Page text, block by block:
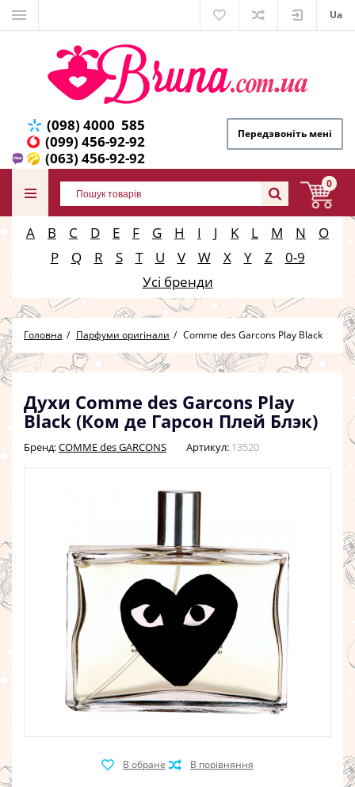
Ua
(098) 4000 585
(099) 456-92-92
(063) 456-92-92
Передзвоніть мені
0
A B C D E F G H I J K L M N
O
P
Q R S T U V W X Y Z
0-9
Усі бренди
Головна Парфуми оригінали Comme des Garcons Play Black
Духи Comme des Garcons Play
Black (Ком де Гарсон Плей Блэк)
Бренд:COMME des GARCONS Артикул: 13520